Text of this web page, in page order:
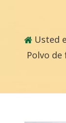
Usted
Polvo